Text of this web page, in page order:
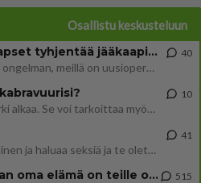
Osallistu keskusteluun
Uusioperheen aikuiset lapset tyhjentää jääkaapin käydessään
Miten selvittäisitte seuraavan ongelman, meillä on uusioperhe, minulla teini-ikäiset lapset ja puolisolla aikuiset, jotk
40
Lomat on monella lomailtu ja arki alkaa. Se voi tarkoittaa myös sitä, että grillailut on grillattu ja palataan arjen ruo
10
Miksi se että mies on seksuaalinen ja haluaa seksiä ja te olette hänen mielestänne haluttava on vastenmielistä? Mikä sii
41
Miksi kumppaniehdokkaan oma elämä on teille ongelma? 515